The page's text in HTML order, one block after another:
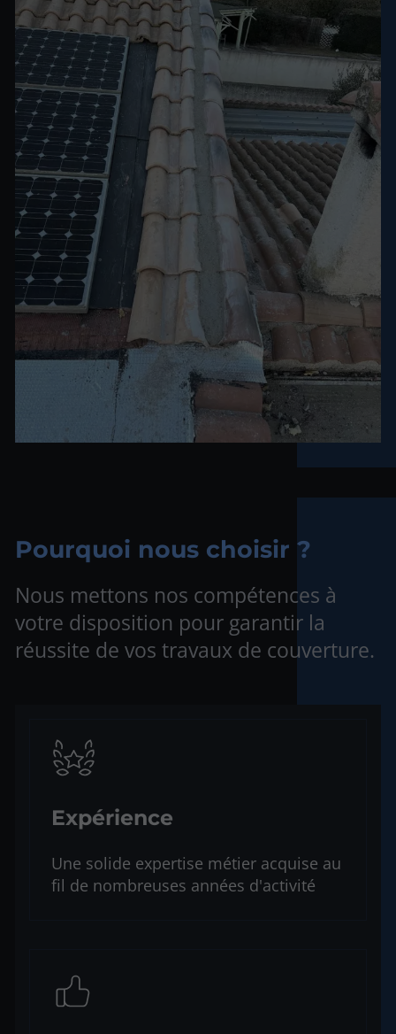
Pourquoi nous choisir ?
Nous mettons nos compétences à
votre disposition pour garantir la
réussite de vos travaux de couverture.
Expérience
Une solide expertise métier acquise au
fil de nombreuses années d'activité